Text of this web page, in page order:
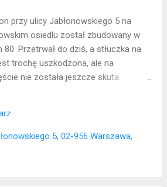
przy ulicy Jabłonowskiego 5 na
osiedlu został zbudowany w
80. Przetrwał do dziś, a stłuczka na
trochę uszkodzona, ale na
nie została jeszcze skuta.
5, 02-956 Warszawa,